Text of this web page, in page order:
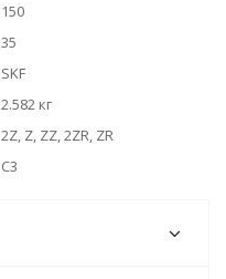
150
35
SKF
2.582 кг
2Z, Z, ZZ, 2ZR, ZR
C3